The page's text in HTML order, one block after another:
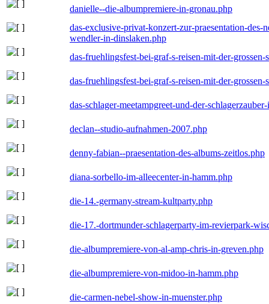
danielle--die-albumpremiere-in-gronau.php
das-exclusive-privat-konzert-zur-praesentation-
wendler-in-dinslaken.php
das-fruehlingsfest-bei-graf-s-reisen-mit-der-
das-fruehlingsfest-bei-graf-s-reisen-mit-der-
das-schlager-meetampgreet-und-der-
declan--studio-aufnahmen-2007.php
denny-fabian--praesentation-des-albums-zeitlos.php
diana-sorbello-im-alleecenter-in-hamm.php
die-14.-germany-stream-kultparty.php
die-17.-dortmunder-schlagerparty-im-revierpark-
die-albumpremiere-von-al-amp-chris-in-greven.php
die-albumpremiere-von-midoo-in-hamm.php
die-carmen-nebel-show-in-muenster.php